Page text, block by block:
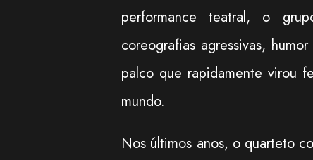
performance teatral, o
coreografias agressivas,
palco que rapidamente virou
mundo.
Nos últimos anos, o quarteto